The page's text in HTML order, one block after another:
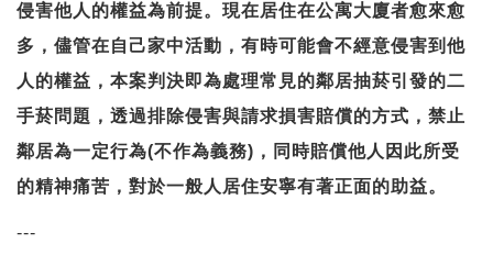
侵害他人的權益為前提。現在居住在公寓大廈者愈來愈
多，儘管在自己家中活動，有時可能會不經意侵害到他
人的權益，本案判決即為處理常見的鄰居抽菸引發的二
手菸問題，透過排除侵害與請求損害賠償的方式，禁止
鄰居為一定行為(不作為義務)，同時賠償他人因此所受
的精神痛苦，對於一般人居住安寧有著正面的助益。
---